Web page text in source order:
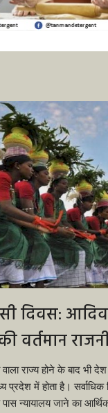
दिवस:
वर्तमान
राज्य होने के बाद भी
प्रदेश में होता है। सर्वाधिक
न्यायालय जाने का